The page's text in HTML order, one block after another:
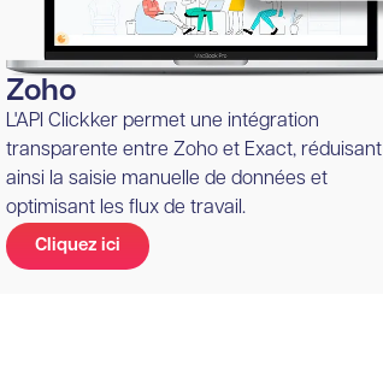
Zoho
L'API Clickker permet une intégration
transparente entre Zoho et Exact, réduisant
ainsi la saisie manuelle de données et
optimisant les flux de travail.
Cliquez ici